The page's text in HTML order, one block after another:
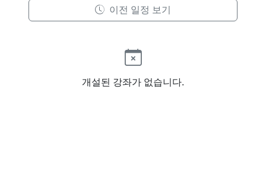
이전 일정 보기
개설된 강좌가 없습니다.